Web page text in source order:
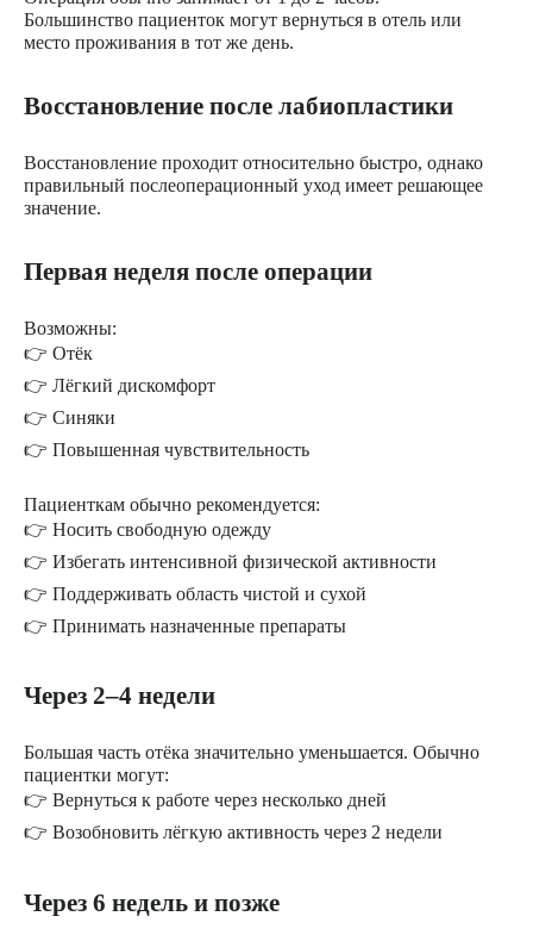
Большинство пациенток могут вернуться в отель или
место проживания в тот же день.
Восстановление после лабиопластики
Восстановление проходит относительно быстро, однако
правильный послеоперационный уход имеет решающее
значение.
Первая неделя после операции
Возможны:
👉 Отёк
👉 Лёгкий дискомфорт
👉 Синяки
👉 Повышенная чувствительность
Пациенткам обычно рекомендуется:
👉 Носить свободную одежду
👉 Избегать интенсивной физической активности
👉 Поддерживать область чистой и сухой
👉 Принимать назначенные препараты
Через 2–4 недели
Большая часть отёка значительно уменьшается. Обычно
пациентки могут:
👉 Вернуться к работе через несколько дней
👉 Возобновить лёгкую активность через 2 недели
Через 6 недель и позже